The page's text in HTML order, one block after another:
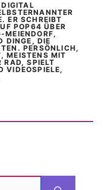
ER SCHREIBT
POP64 ÜBER
MEIENDORF,
DINGE, DIE
PERSÖNLICH,
MEISTENS MIT
RAD, SPIELT
VIDEOSPIELE,